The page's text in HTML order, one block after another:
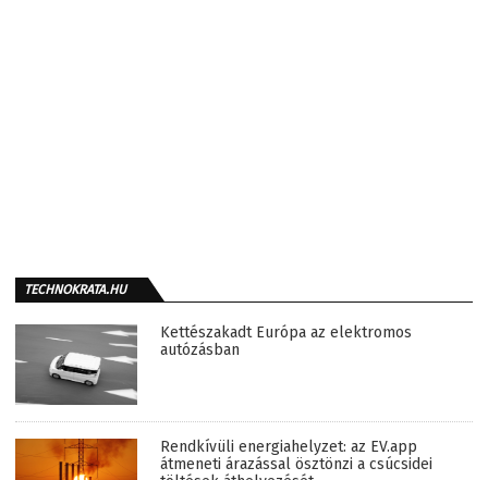
TECHNOKRATA.HU
Kettészakadt Európa az elektromos
autózásban
Rendkívüli energiahelyzet: az EV.app
átmeneti árazással ösztönzi a csúcsidei